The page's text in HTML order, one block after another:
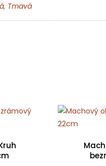
, Tmavá